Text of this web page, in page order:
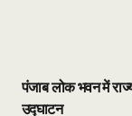
पंजाब लोक भवन में
उद्घाटन